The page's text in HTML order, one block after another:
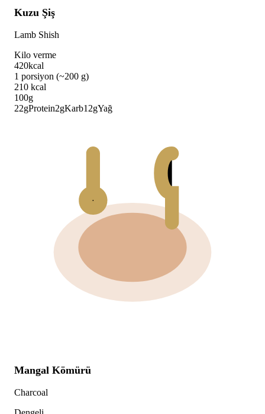
Kuzu Şiş
Lamb Shish
Kilo verme
420kcal
1 porsiyon (~200 g)
210 kcal
100g
22gProtein2gKarb12gYağ
Mangal Kömürü
Charcoal